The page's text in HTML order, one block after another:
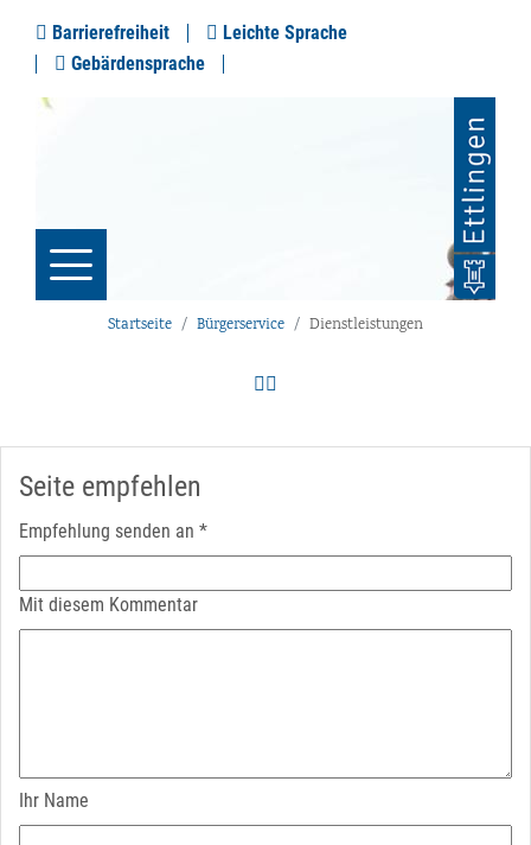
Barrierefreiheit
Leichte Sprache
Gebärdensprache
Startseite Bürgerservice Dienstleistungen
Seite empfehlen
Empfehlung senden an *
Mit diesem Kommentar
Ihr Name